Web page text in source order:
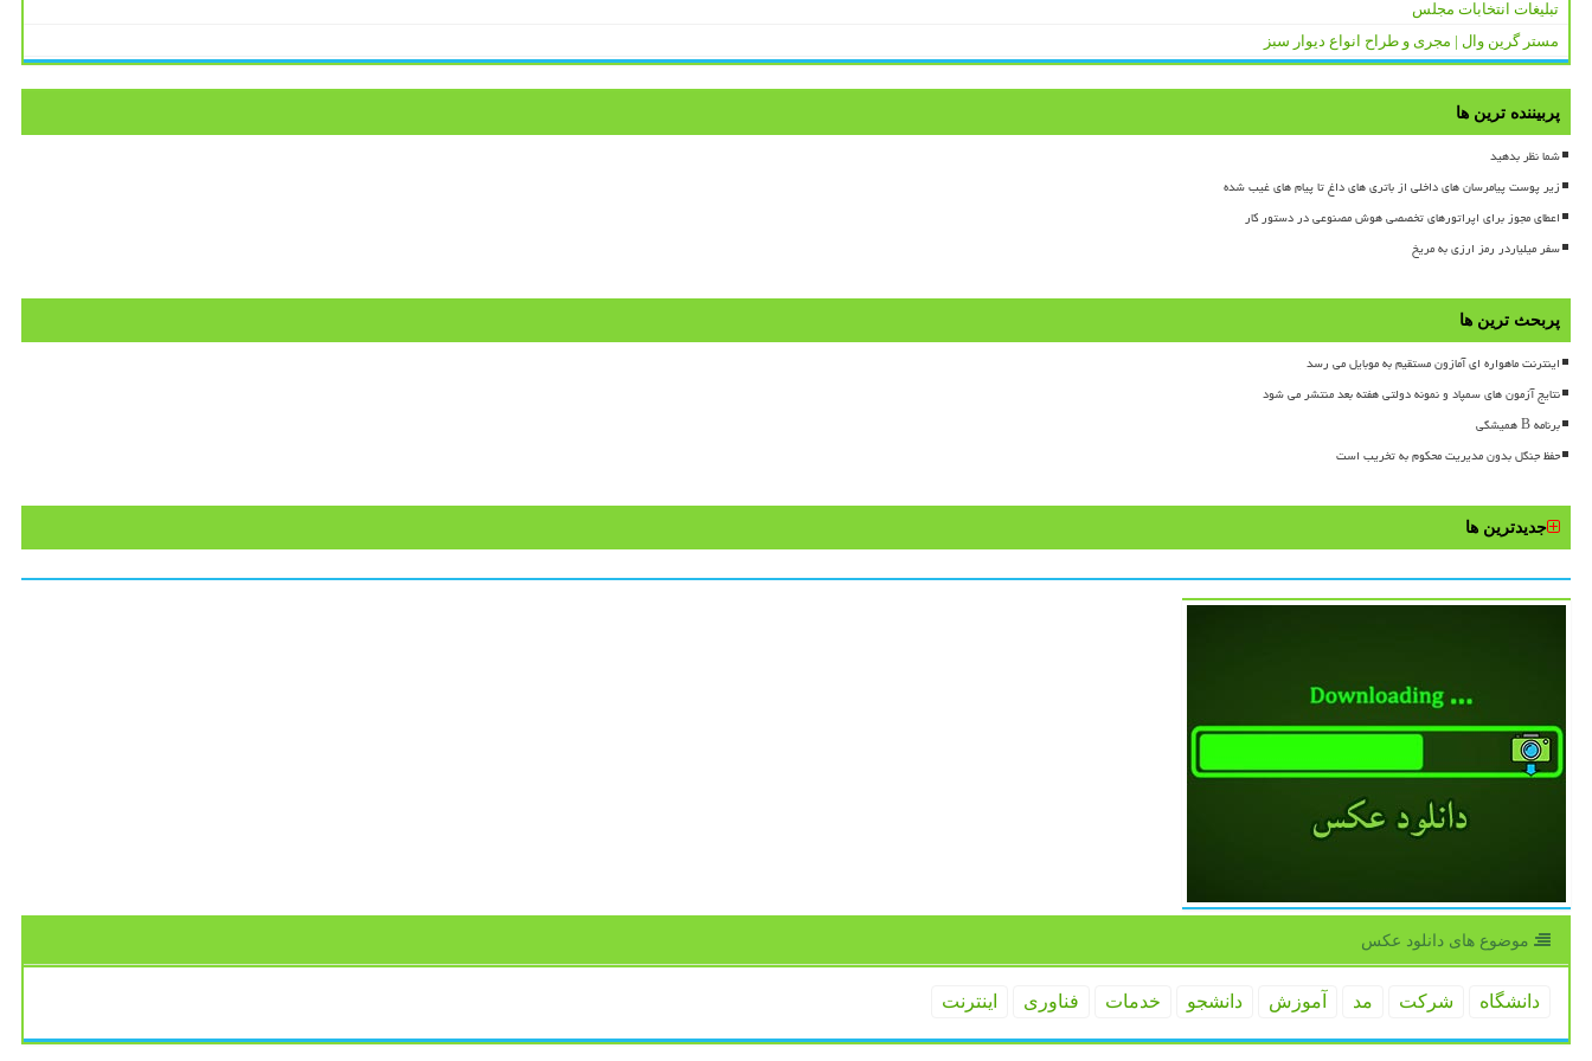
تبلیغات انتخابات مجلس
مستر گرین وال | مجری و طراح انواع دیوار سبز
پربیننده ترین ها
شما نظر بدهید
زیر پوست پیامرسان های داخلی از باتری های داغ تا پیام های غیب شده
اعطای مجوز برای اپراتورهای تخصصی هوش مصنوعی در دستور کار
سفر میلیاردر رمز ارزی به مریخ
پربحث ترین ها
اینترنت ماهواره ای آمازون مستقیم به موبایل می رسد
نتایج آزمون های سمپاد و نمونه دولتی هفته بعد منتشر می شود
برنامه B همیشگی
حفظ جنگل بدون مدیریت محکوم به تخریب است
جدیدترین ها
موضوع های دانلود عكس
دانشگاه شركت مد آموزش دانشجو خدمات فناوری اینترنت